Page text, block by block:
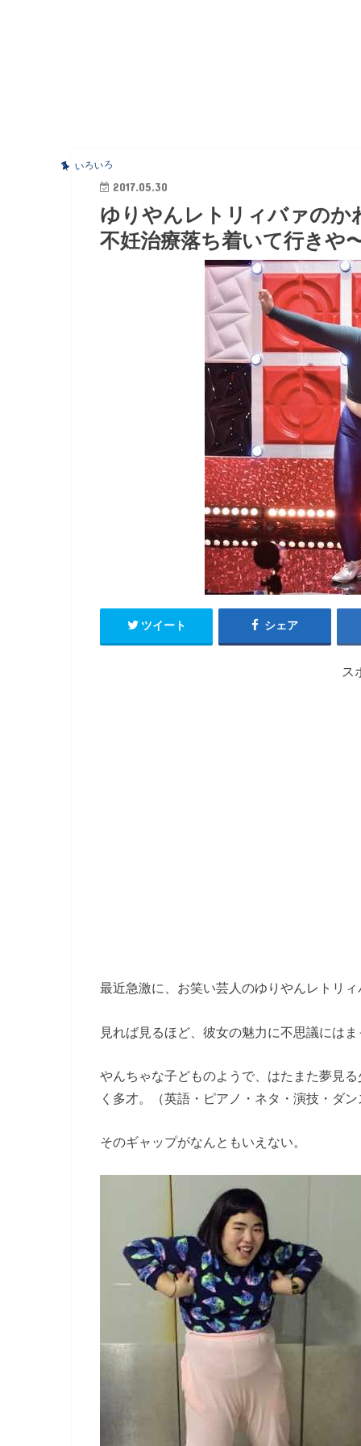
いろいろ
2017.05.30
ゆりやんレトリィバァのか
不妊治療落ち着いて行きや
ツイート シェア
ス
最近急激に、お笑い芸人のゆりやんレトリ
見れば見るほど、彼女の魅力に不思議には
やんちゃな子どものようで、はたまた夢見
く多才。（英語・ピアノ・ネタ・演技・ダ
そのギャップがなんともいえない。